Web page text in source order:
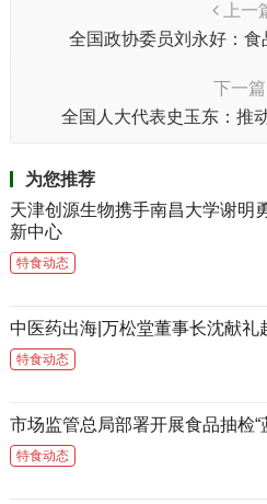
上一
全国政协委员刘永好：
下一篇
全国人大代表史玉东：推
为您推荐
天津创源生物携手南昌大学谢明
新中心
特食动态
中医药出海|万松堂董事长沈献礼
特食动态
市场监管总局部署开展食品抽检“
特食动态